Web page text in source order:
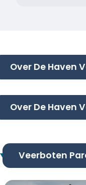
Over De Haven
Over De Haven
Veerboten